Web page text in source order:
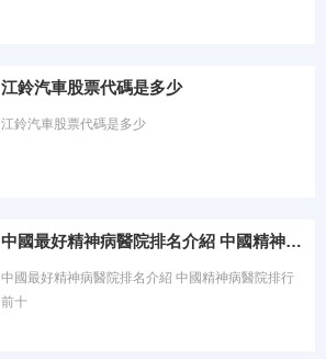
江鈴汽車股票代碼是多少
江鈴汽車股票代碼是多少
中國最好精神病醫院排名介紹 中國精神病醫院排行前十
中國最好精神病醫院排名介紹 中國精神病醫院排行
前十